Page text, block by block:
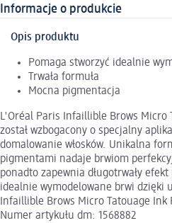
Informacje o produkcie
Opis produktu
Pomaga stworzyć idealnie
Trwała formuła
Mocna pigmentacja
L'Oréal Paris Infaillible Brows Micro
został wzbogacony o specjalny
domalowanie włosków. Unikalna
pigmentami nadaje brwiom
ponadto zapewnia długotrwały
idealnie wymodelowane brwi dzięki
Infaillible Brows Micro Tatouage Ink
Numer artykułu dm: 1568882